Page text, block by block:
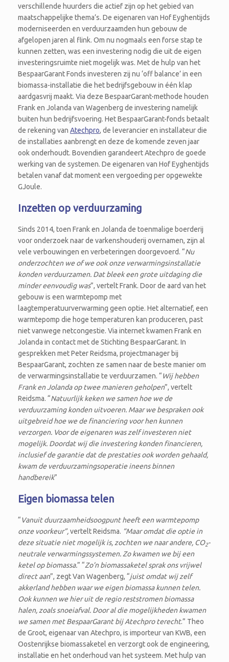
verschillende huurders die actief zijn op het gebied van
maatschappelijke thema’s. De eigenaren van Hof Eyghentijds
moderniseerden en verduurzaamden hun gebouw de
afgelopen jaren al flink. Om nu nogmaals een forse stap te
kunnen zetten, was een investering nodig die uit de eigen
investeringsruimte niet mogelijk was. Met de hulp van het
BespaarGarant Fonds investeren zij nu ‘off balance’ in een
biomassa-installatie die het bedrijfsgebouw in één klap
aardgasvrij maakt. Via deze BespaarGarant-methode houden
Frank en Jolanda van Wagenberg de investering namelijk
buiten hun bedrijfsvoering. Het BespaarGarant-fonds betaalt
de rekening van Atechpro, de leverancier en installateur die
de installaties aanbrengt en deze de komende zeven jaar
ook onderhoudt. Bovendien garandeert Atechpro de goede
werking van de systemen. De eigenaren van Hof Eyghentijds
betalen vanaf dat moment een vergoeding per opgewekte
GJoule.
Inzetten op verduurzaming
Sinds 2014, toen Frank en Jolanda de toenmalige boerderij
voor onderzoek naar de varkenshouderij overnamen, zijn al
vele verbouwingen en verbeteringen doorgevoerd. “Nu
onderzochten we of we ook onze verwarmingsinstallatie
konden verduurzamen. Dat bleek een grote uitdaging die
minder eenvoudig was”, vertelt Frank. Door de aard van het
gebouw is een warmtepomp met
laagtemperatuurverwarming geen optie. Het alternatief, een
warmtepomp die hoge temperaturen kan produceren, past
niet vanwege netcongestie. Via internet kwamen Frank en
Jolanda in contact met de Stichting BespaarGarant. In
gesprekken met Peter Reidsma, projectmanager bij
BespaarGarant, zochten ze samen naar de beste manier om
de verwarmingsinstallatie te verduurzamen. “Wij hebben
Frank en Jolanda op twee manieren geholpen”, vertelt
Reidsma. “Natuurlijk keken we samen hoe we de
verduurzaming konden uitvoeren. Maar we bespraken ook
uitgebreid hoe we de financiering voor hen kunnen
verzorgen. Voor de eigenaren was zelf investeren niet
mogelijk. Doordat wij die investering konden financieren,
inclusief de garantie dat de prestaties ook worden gehaald,
kwam de verduurzamingsoperatie ineens binnen
handbereik”
Eigen biomassa telen
“Vanuit duurzaamheidsoogpunt heeft een warmtepomp
onze voorkeur”,vertelt Reidsma. “Maar omdat die optie in
deze situatie niet mogelijk is, zochten we naar andere, CO2-
neutrale verwarmingssystemen. Zo kwamen we bij een
ketel op biomassa.” “Zo’n biomassaketel sprak ons vrijwel
direct aan”, zegt Van Wagenberg, “juist omdat wij zelf
akkerland hebben waar we eigen biomassa kunnen telen.
Ook kunnen we hier uit de regio reststromen biomassa
halen, zoals snoeiafval. Door al die mogelijkheden kwamen
we samen met BespaarGarant bij Atechpro terecht.” Theo
de Groot, eigenaar van Atechpro, is importeur van KWB, een
Oostenrijkse biomassaketel en verzorgt ook de engineering,
installatie en het onderhoud van het systeem. Met hulp van